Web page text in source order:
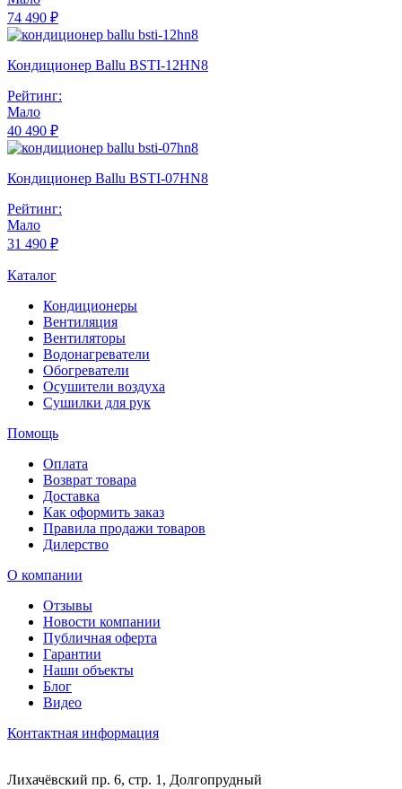
74 490 ₽
Кондиционер Ballu BSTI-12HN8
Рейтинг:
Мало
40 490 ₽
Кондиционер Ballu BSTI-07HN8
Рейтинг:
Мало
31 490 ₽
Каталог
Кондиционеры
Вентиляция
Вентиляторы
Водонагреватели
Обогреватели
Осушители воздуха
Сушилки для рук
Помощь
Оплата
Возврат товара
Доставка
Как оформить заказ
Правила продажи товаров
Дилерство
О компании
Отзывы
Новости компании
Публичная оферта
Гарантии
Наши объекты
Блог
Видео
Контактная информация
Лихачёвский пр. 6, стр. 1, Долгопрудный